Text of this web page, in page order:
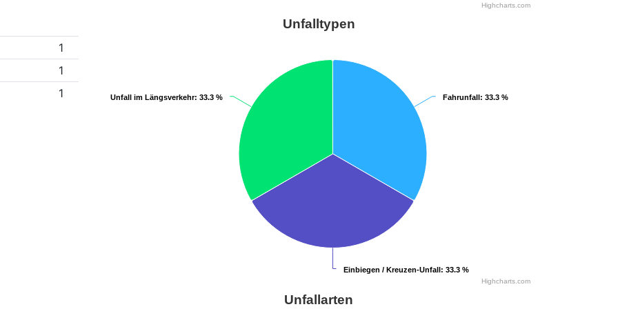
Highcharts.com
1
1
1
Unfalltypen
Fahrunfall: 33.3 %
Fahrunfall: 33.3 %
Einbiegen / Kreuzen-Unfall: 33.3 %
Einbiegen / Kreuzen-Unfall: 33.3 %
Unfall im Längsverkehr: 33.3 %
Unfall im Längsverkehr: 33.3 %
Highcharts.com
Unfallarten